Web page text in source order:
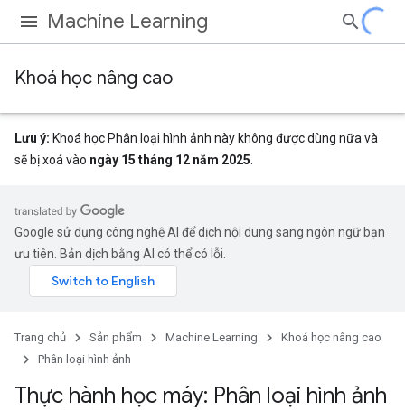
Machine Learning
Khoá học nâng cao
Lưu ý: Khoá học Phân loại hình ảnh này không được dùng nữa và
sẽ bị xoá vào ngày 15 tháng 12 năm 2025
Google sử dụng công nghệ AI để dịch nội dung sang ngôn ngữ bạn
ưu tiên. Bản dịch bằng AI có thể có lỗi.
Trang chủ Sản phẩm Machine Learning
Khoá học nâng cao
Phân loại hình ảnh
Thực hành học máy: Phân loại hình ảnh